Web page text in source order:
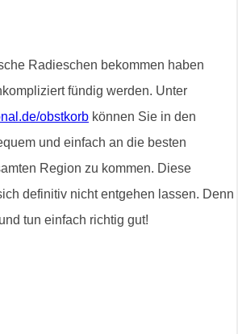
Radieschen bekommen haben
fündig werden. Unter
obstkorb können Sie in den
und einfach an die besten
Region zu kommen. Diese
definitiv nicht entgehen lassen. Denn
tun einfach richtig gut!